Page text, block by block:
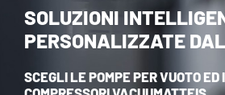
SOLUZIONI
PERSONALIZZATE
SCEGLI LE POMPE PER VUOTO ED I